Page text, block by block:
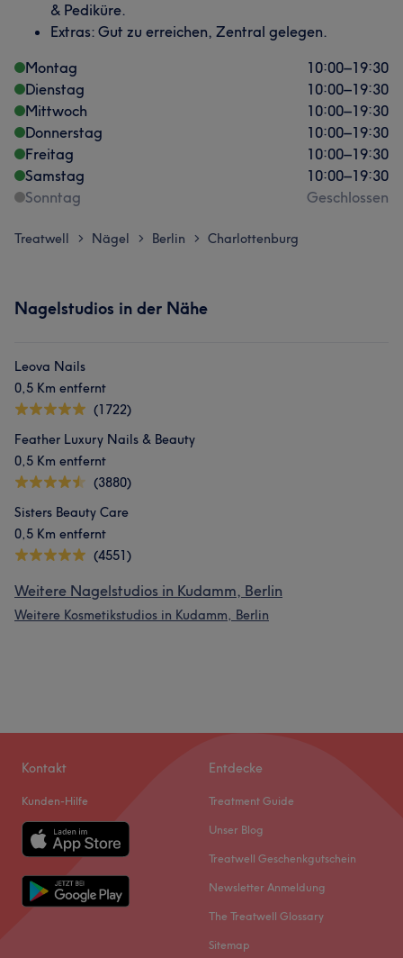
& Pediküre.
Extras: Gut zu erreichen, Zentral gelegen.
Montag
10:00–19:30
Dienstag
10:00–19:30
Mittwoch
10:00–19:30
Donnerstag
10:00–19:30
Freitag
10:00–19:30
Samstag
10:00–19:30
Sonntag
Geschlossen
Treatwell > Nägel > Berlin > Charlottenburg
Nagelstudios in der Nähe
Leova Nails
0,5 Km entfernt
(1722)
Feather Luxury Nails & Beauty
0,5 Km entfernt
(3880)
Sisters Beauty Care
0,5 Km entfernt
(4551)
Weitere Nagelstudios in Kudamm, Berlin
Weitere Kosmetikstudios in Kudamm, Berlin
Kontakt
Kunden-Hilfe
Entdecke
Treatment Guide
Unser Blog
Treatwell Geschenkgutschein
Newsletter Anmeldung
The Treatwell Glossary
Sitemap